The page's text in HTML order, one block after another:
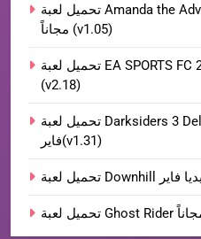
تحميل لعبة Amanda the Adventurer للكمبيوتر من ميديا فاير
مجاناً (v1.05)
تحميل لعبة EA SPORTS FC 24 للكمبيوتر من ميديا فاير
(v2.18)
تحميل لعبة Darksiders 3 Deluxe للكمبيوتر من ميديا
فاير(v1.31)